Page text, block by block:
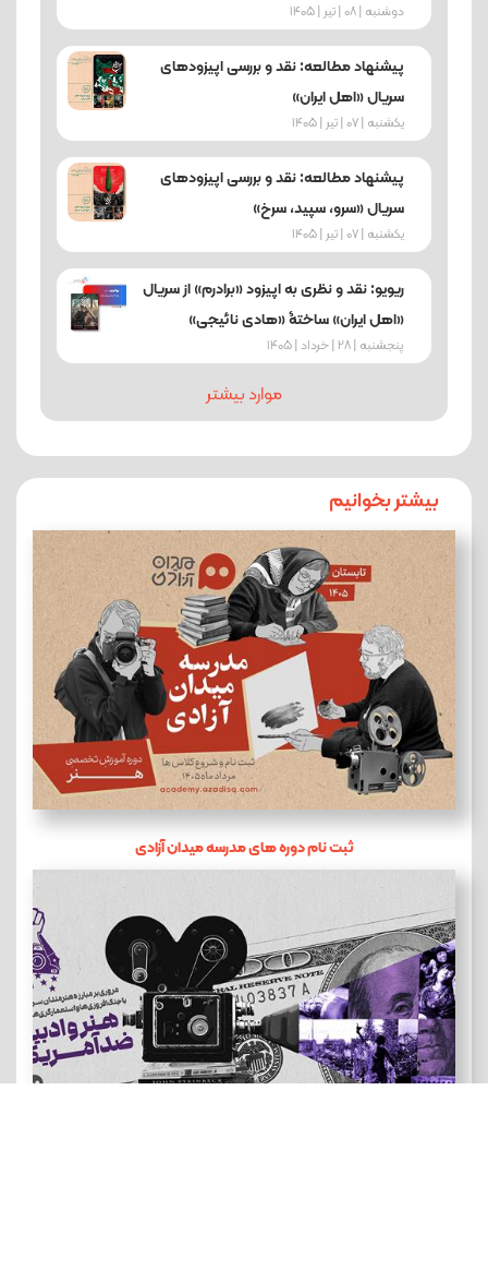
دوشنبه | 08 | تیر | 1405
پیشنهاد مطالعه: نقد و بررسی اپیزودهای
سریال «اهل ایران»
یکشنبه | 07 | تیر | 1405
پیشنهاد مطالعه: نقد و بررسی اپیزودهای
سریال «سرو، سپید، سرخ»
یکشنبه | 07 | تیر | 1405
ریویو: نقد و نظری به اپیزود «برادرم» از سریال
«اهل ایران» ساختۀ «هادی نائیجی»
پنجشنبه | 28 | خرداد | 1405
موارد بیشتر
بیشتر بخوانیم
ثبت نام دوره های مدرسه میدان آزادی